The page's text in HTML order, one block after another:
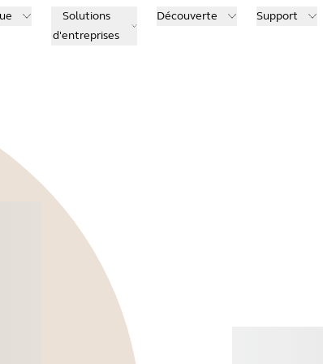
Solutions
d'entreprises
Découverte Support